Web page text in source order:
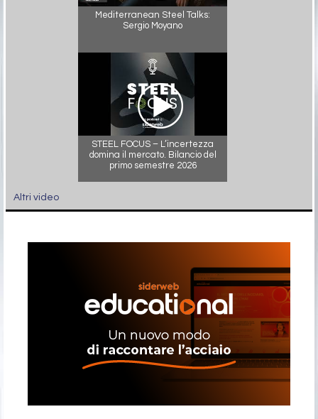
Mediterranean Steel Talks:
Sergio Moyano
STEEL FOCUS – L’incertezza
domina il mercato. Bilancio del
primo semestre 2026
Altri video